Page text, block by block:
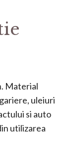
Material
uleiuri
si auto
utilizarea